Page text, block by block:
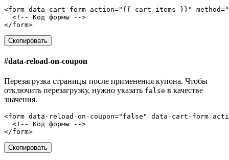
<form data-cart-form action="{{ cart_items }}" method=
<!-- Код формы -->
</form>
Скопировать
#data-reload-on-coupon
Перезагрузка страницы после применения купона. Чтобы
отключить перезагрузку, нужно указать false в качестве
значения.
<form data-reload-on-coupon="false" data-cart-form
<!-- Код формы -->
</form>
Скопировать